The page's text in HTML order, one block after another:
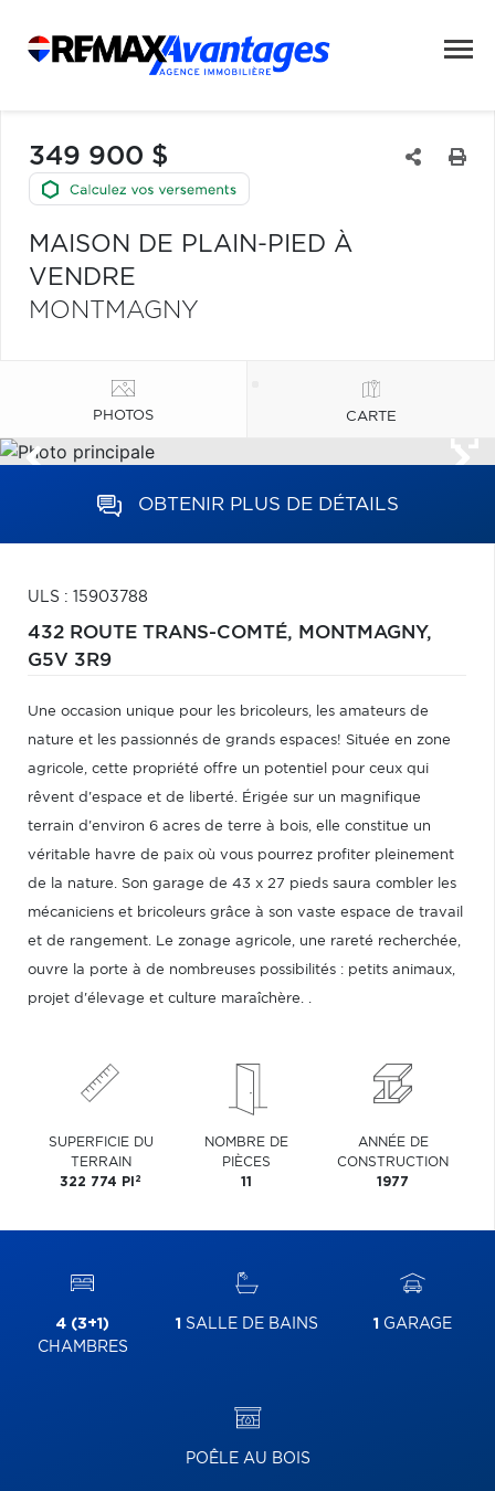
349 900 $
MAISON DE PLAIN-PIED À
VENDRE
MONTMAGNY
PHOTOS CARTE
OBTENIR PLUS DE DÉTAILS
ULS : 15903788
432 ROUTE TRANS-COMTÉ, MONTMAGNY,
G5V 3R9
Une occasion unique pour les bricoleurs, les amateurs de
nature et les passionnés de grands espaces! Située en zone
agricole, cette propriété offre un potentiel pour ceux qui
rêvent d'espace et de liberté. Érigée sur un magnifique
terrain d'environ 6 acres de terre à bois, elle constitue un
véritable havre de paix où vous pourrez profiter pleinement
de la nature. Son garage de 43 x 27 pieds saura combler les
mécaniciens et bricoleurs grâce à son vaste espace de travail
et de rangement. Le zonage agricole, une rareté recherchée,
ouvre la porte à de nombreuses possibilités : petits animaux,
projet d'élevage et culture maraîchère. .
SUPERFICIE DU
TERRAIN
322 774 PI 2
NOMBRE DE
PIÈCES
11
ANNÉE DE
CONSTRUCTION
1977
4 (3+1)
CHAMBRES
1 SALLE DE BAINS 1 GARAGE
POÊLE AU BOIS